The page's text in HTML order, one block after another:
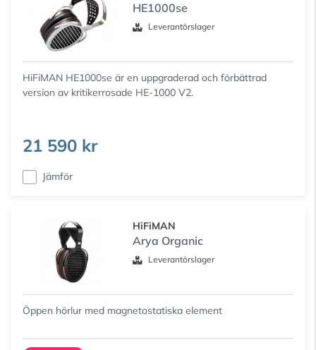
HE1000se
Leverantörslager
HiFiMAN HE1000se är en uppgraderad och förbättrad
version av kritikerrosade HE-1000 V2.
21 590 kr
Jämför
HiFiMAN
Arya Organic
Leverantörslager
Öppen hörlur med magnetostatiska element